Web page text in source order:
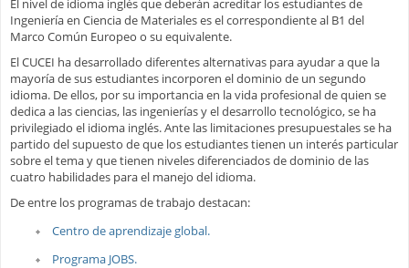
El nivel de idioma inglés que deberán acreditar los estudiantes de
Ingeniería en Ciencia de Materiales es el correspondiente al B1 del
Marco Común Europeo o su equivalente.
El CUCEI ha desarrollado diferentes alternativas para ayudar a que la
mayoría de sus estudiantes incorporen el dominio de un segundo
idioma. De ellos, por su importancia en la vida profesional de quien se
dedica a las ciencias, las ingenierías y el desarrollo tecnológico, se ha
privilegiado el idioma inglés. Ante las limitaciones presupuestales se ha
partido del supuesto de que los estudiantes tienen un interés particular
sobre el tema y que tienen niveles diferenciados de dominio de las
cuatro habilidades para el manejo del idioma.
De entre los programas de trabajo destacan:
Centro de aprendizaje global.
Programa JOBS.